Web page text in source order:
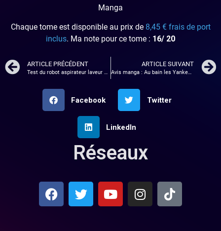
Manga
Chaque tome est disponible au prix de 8,45 € frais de port
inclus. Ma note pour ce tome : 16/ 20
ARTICLE PRÉCÉDENT
Test du robot aspirateur laveur Vactidy Nimble T7
ARTICLE SUIVANT
Avis manga : Au bain les Yankees – Tome 3
Facebook Twitter
LinkedIn
Réseaux